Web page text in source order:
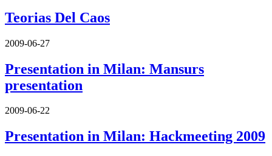
Teorias Del Caos
2009-06-27
Presentation in Milan: Mansurs
presentation
2009-06-22
Presentation in Milan: Hackmeeting 2009